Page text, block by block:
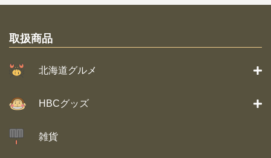
取扱商品
北海道グルメ
HBCグッズ
雑貨